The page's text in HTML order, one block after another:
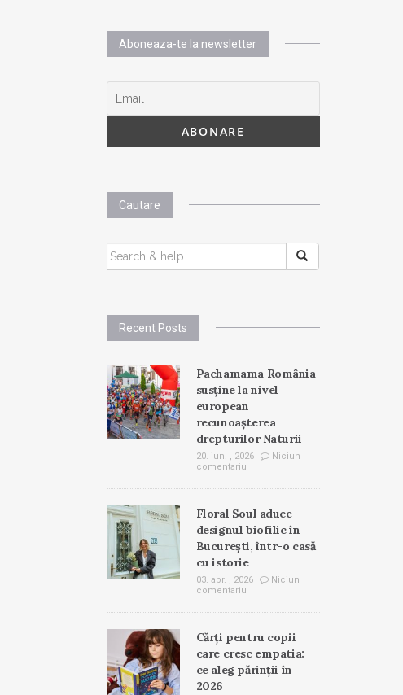
Aboneaza-te la newsletter
Cautare
SEARCH
FOR:
Recent Posts
Pachamama România
susține la nivel
european
recunoașterea
drepturilor Naturii
20. iun. , 2026
Niciun
comentariu
Floral Soul aduce
designul biofilic în
București, într-o casă
cu istorie
03. apr. , 2026
Niciun
comentariu
Cărți pentru copii
care cresc empatia:
ce aleg părinții în
2026